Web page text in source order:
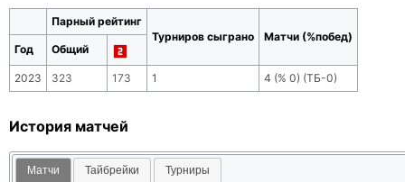
Парный рейтинг
Турниров сыграно
Матчи (%побед)
Год
Общий
2023 323 173 1 4 (% 0) (ТБ-0)
История матчей
Матчи Тайбрейки Турниры